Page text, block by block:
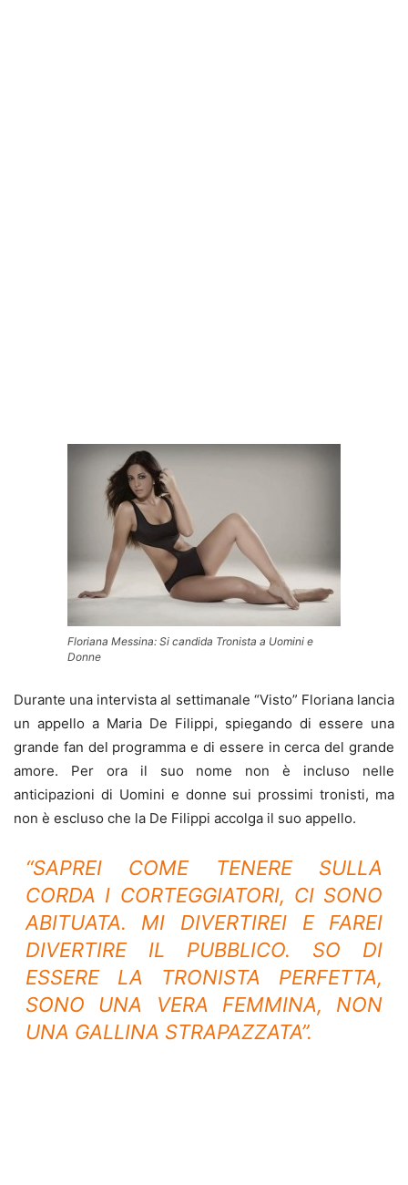
Floriana Messina: Si candida Tronista a Uomini e
Donne
Durante una intervista al settimanale “Visto” Floriana lancia
un appello a Maria De Filippi, spiegando di essere una
grande fan del programma e di essere in cerca del grande
amore. Per ora il suo nome non è incluso nelle
anticipazioni di Uomini e donne sui prossimi tronisti, ma
non è escluso che la De Filippi accolga il suo appello.
“SAPREI COME TENERE SULLA
CORDA I CORTEGGIATORI, CI SONO
ABITUATA. MI DIVERTIREI E FAREI
DIVERTIRE IL PUBBLICO. SO DI
ESSERE LA TRONISTA PERFETTA,
SONO UNA VERA FEMMINA, NON
UNA GALLINA STRAPAZZATA”.